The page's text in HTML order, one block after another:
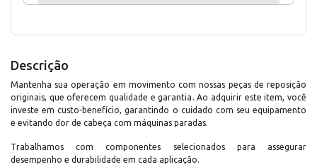
Descrição
Mantenha sua operação em movimento com nossas peças de reposição
originais, que oferecem qualidade e garantia. Ao adquirir este item, você
investe em custo-benefício, garantindo o cuidado com seu equipamento
e evitando dor de cabeça com máquinas paradas.
Trabalhamos com componentes selecionados para assegurar
desempenho e durabilidade em cada aplicação.